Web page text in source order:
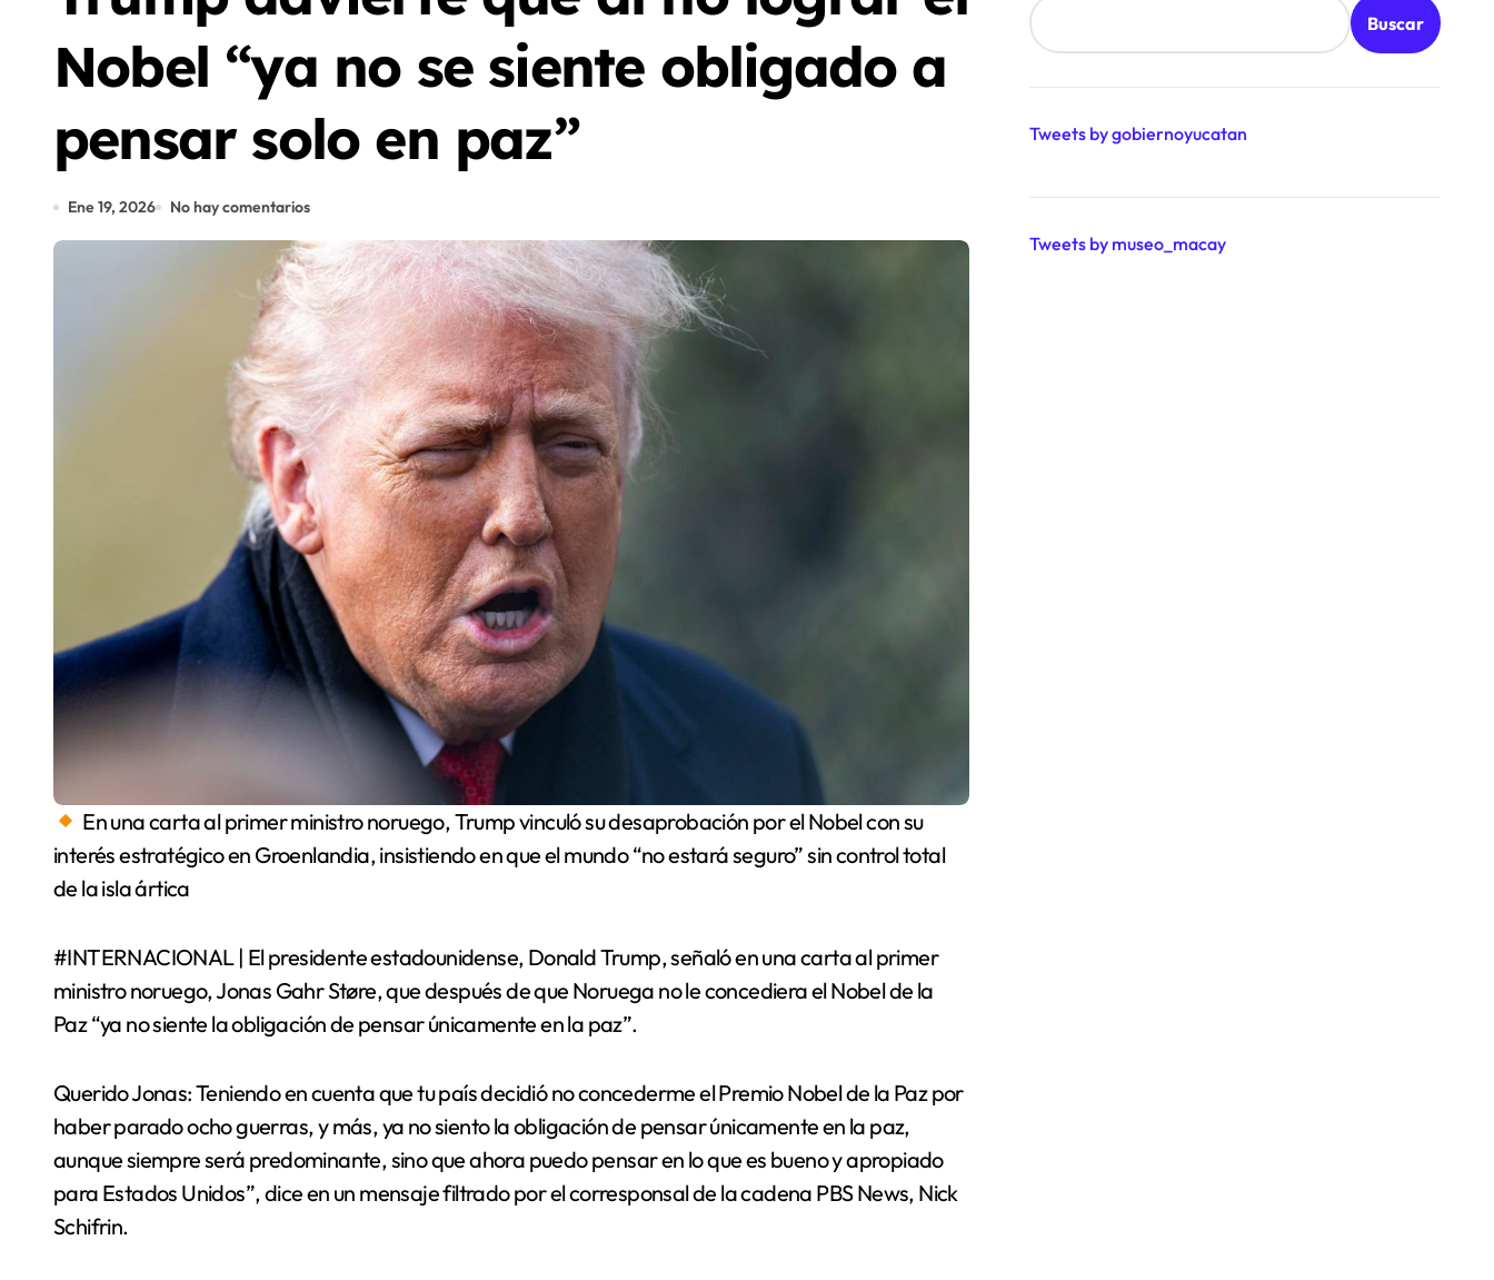
Nobel “ya no se siente obligado a
pensar solo en paz”
Ene 19, 2026 No hay comentarios
En una carta al primer ministro noruego, Trump vinculó su desaprobación por el Nobel con su
interés estratégico en Groenlandia, insistiendo en que el mundo “no estará seguro” sin control total
de la isla ártica
#INTERNACIONAL | El presidente estadounidense, Donald Trump, señaló en una carta al primer
ministro noruego, Jonas Gahr Støre, que después de que Noruega no le concediera el Nobel de la
Paz “ya no siente la obligación de pensar únicamente en la paz”.
Querido Jonas: Teniendo en cuenta que tu país decidió no concederme el Premio Nobel de la Paz por
haber parado ocho guerras, y más, ya no siento la obligación de pensar únicamente en la paz,
aunque siempre será predominante, sino que ahora puedo pensar en lo que es bueno y apropiado
para Estados Unidos”, dice en un mensaje filtrado por el corresponsal de la cadena PBS News, Nick
Schifrin.
Buscar
Tweets by gobiernoyucatan
Tweets by museo_macay